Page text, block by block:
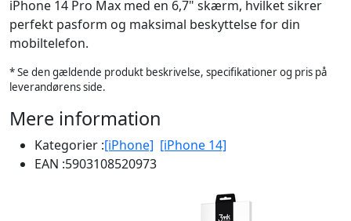
iPhone 14 Pro Max med en 6,7" skærm, hvilket sikrer
perfekt pasform og maksimal beskyttelse for din
mobiltelefon.
* Se den gældende produkt beskrivelse, specifikationer og pris på
leverandørens side.
Mere information
Kategorier :[iPhone] [iPhone 14]
EAN :5903108520973